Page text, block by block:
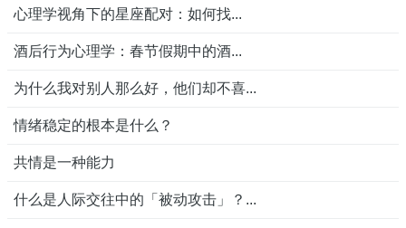
心理学视角下的星座配对：如何找...
酒后行为心理学：春节假期中的酒...
为什么我对别人那么好，他们却不喜...
情绪稳定的根本是什么？
共情是一种能力
什么是人际交往中的「被动攻击」？...